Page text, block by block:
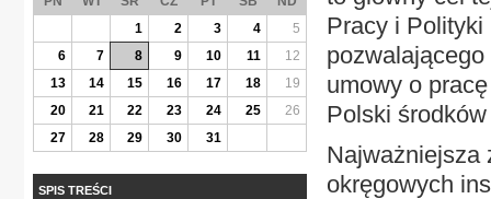
Pracy i Polityki
umowy o
Polski
Najważniejsza
okręgowych
1
2 3 4
5
6
7 8 9 10 11
12
13
14 15 16 17 18
19
20
21 22 23 24 25
26
27
28 29 30 31
SPIS TREŚCI